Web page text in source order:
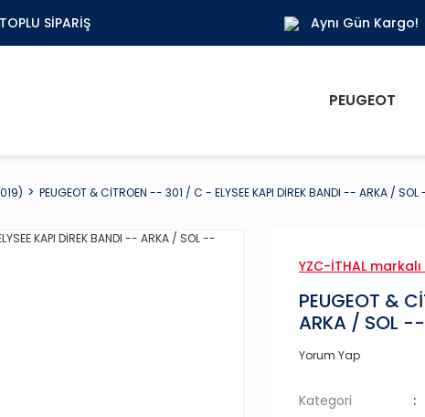
TOPLU SIPARIŞ Aynı Gün Kargo!
PEUGEOT
PEUGEOT & CİTROEN -- 301 / C - ELYSEE KAPI DİREK BANDI -- ARKA /
YZC-İTHAL
PEUGEOT &
ARKA / SOL --
Yorum Yap
Kategori